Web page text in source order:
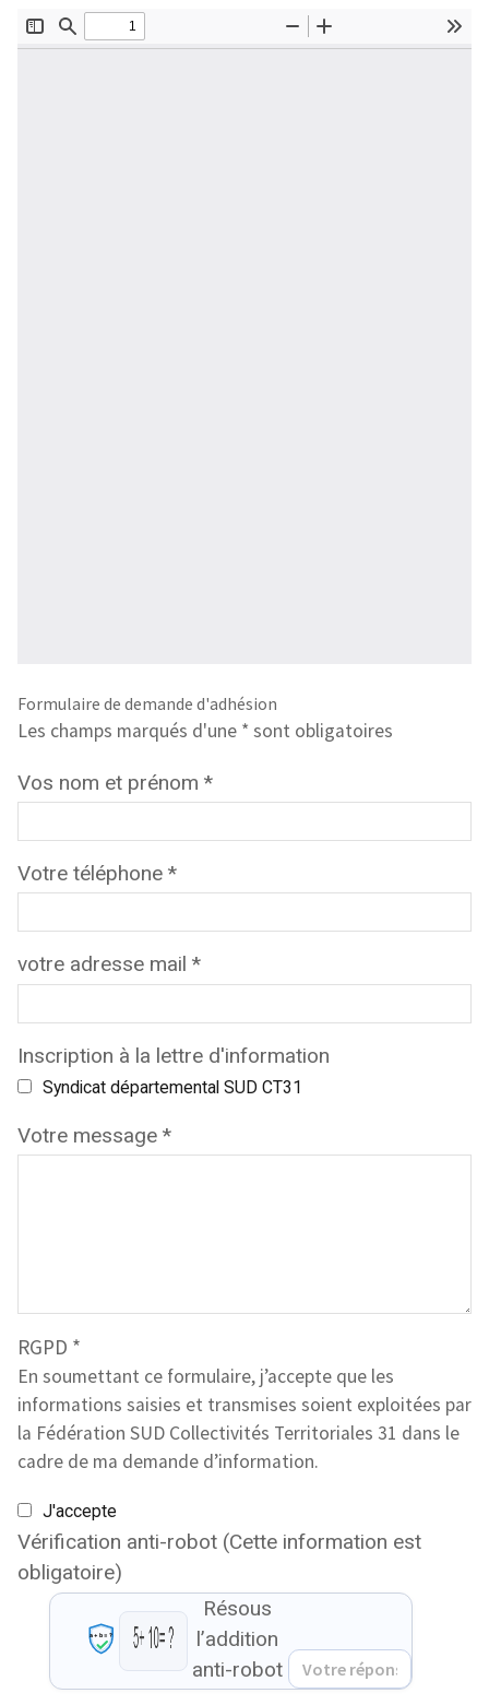
Formulaire de demande d'adhésion
Les champs marqués d'une * sont obligatoires
Vos nom et prénom *
Votre téléphone *
votre adresse mail *
Inscription à la lettre d'information
Syndicat départemental SUD CT31
Votre message *
RGPD *
En soumettant ce formulaire, j’accepte que les
informations saisies et transmises soient exploitées par
la Fédération SUD Collectivités Territoriales 31 dans le
cadre de ma demande d’information.
J'accepte
Vérification anti-robot (Cette information est
obligatoire)
Résous
l’addition
anti-robot